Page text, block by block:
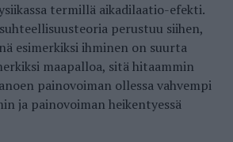
termillä aikadilaatio-efekti.
perustuu siihen,
esimerkiksi ihminen on suurta
maapalloa, sitä hitaammin
painovoiman ollessa vahvempi
ja painovoiman heikentyessä